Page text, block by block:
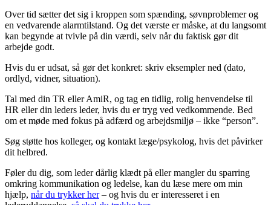
Over tid sætter det sig i kroppen som spænding, søvnproblemer og
en vedvarende alarmtilstand. Og det værste er måske, at du langsomt
kan begynde at tvivle på din værdi, selv når du faktisk gør dit
arbejde godt.
Hvis du er udsat, så gør det konkret: skriv eksempler ned (dato,
ordlyd, vidner, situation).
Tal med din TR eller AmiR, og tag en tidlig, rolig henvendelse til
HR eller din leders leder, hvis du er tryg ved vedkommende. Bed
om et møde med fokus på adfærd og arbejdsmiljø – ikke “person”.
Søg støtte hos kolleger, og kontakt læge/psykolog, hvis det påvirker
dit helbred.
Føler du dig, som leder dårlig klædt på eller mangler du sparring
omkring kommunikation og ledelse, kan du læse mere om min
hjælp, når du trykker her– og hvis du er interesseret i en